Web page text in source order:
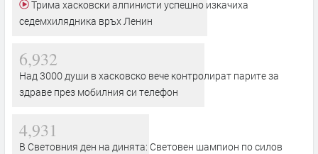
седемхилядника връх Ленин
6,932
Над 3000 души в хасковско вече контролират парите за
здраве през мобилния си телефон
4,931
В Световния ден на динята: Световен шампион по силов